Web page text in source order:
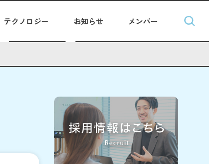
テクノロジー お知らせ メンバー